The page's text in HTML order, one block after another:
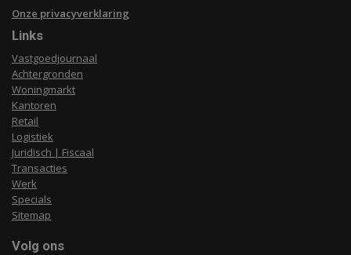
Onze privacyverklaring
Links
Vastgoedjournaal
Achtergronden
Woningmarkt
Kantoren
Retail
Logistiek
Juridisch | Fiscaal
Transacties
Werk
Specials
Sitemap
Volg ons